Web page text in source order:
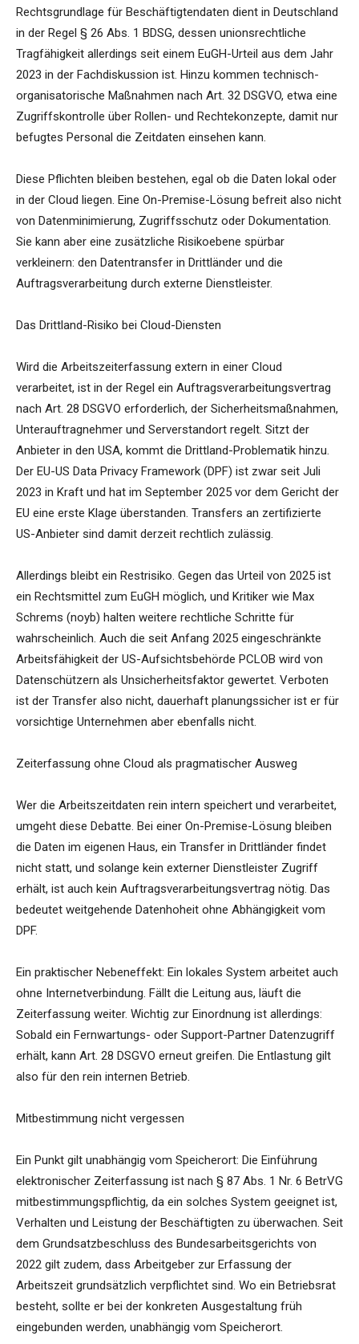
Rechtsgrundlage für Beschäftigtendaten dient in Deutschland
in der Regel § 26 Abs. 1 BDSG, dessen unionsrechtliche
Tragfähigkeit allerdings seit einem EuGH-Urteil aus dem Jahr
2023 in der Fachdiskussion ist. Hinzu kommen technisch-
organisatorische Maßnahmen nach Art. 32 DSGVO, etwa eine
Zugriffskontrolle über Rollen- und Rechtekonzepte, damit nur
befugtes Personal die Zeitdaten einsehen kann.
Diese Pflichten bleiben bestehen, egal ob die Daten lokal oder
in der Cloud liegen. Eine On-Premise-Lösung befreit also nicht
von Datenminimierung, Zugriffsschutz oder Dokumentation.
Sie kann aber eine zusätzliche Risikoebene spürbar
verkleinern: den Datentransfer in Drittländer und die
Auftragsverarbeitung durch externe Dienstleister.
Das Drittland-Risiko bei Cloud-Diensten
Wird die Arbeitszeiterfassung extern in einer Cloud
verarbeitet, ist in der Regel ein Auftragsverarbeitungsvertrag
nach Art. 28 DSGVO erforderlich, der Sicherheitsmaßnahmen,
Unterauftragnehmer und Serverstandort regelt. Sitzt der
Anbieter in den USA, kommt die Drittland-Problematik hinzu.
Der EU-US Data Privacy Framework (DPF) ist zwar seit Juli
2023 in Kraft und hat im September 2025 vor dem Gericht der
EU eine erste Klage überstanden. Transfers an zertifizierte
US-Anbieter sind damit derzeit rechtlich zulässig.
Allerdings bleibt ein Restrisiko. Gegen das Urteil von 2025 ist
ein Rechtsmittel zum EuGH möglich, und Kritiker wie Max
Schrems (noyb) halten weitere rechtliche Schritte für
wahrscheinlich. Auch die seit Anfang 2025 eingeschränkte
Arbeitsfähigkeit der US-Aufsichtsbehörde PCLOB wird von
Datenschützern als Unsicherheitsfaktor gewertet. Verboten
ist der Transfer also nicht, dauerhaft planungssicher ist er für
vorsichtige Unternehmen aber ebenfalls nicht.
Zeiterfassung ohne Cloud als pragmatischer Ausweg
Wer die Arbeitszeitdaten rein intern speichert und verarbeitet,
umgeht diese Debatte. Bei einer On-Premise-Lösung bleiben
die Daten im eigenen Haus, ein Transfer in Drittländer findet
nicht statt, und solange kein externer Dienstleister Zugriff
erhält, ist auch kein Auftragsverarbeitungsvertrag nötig. Das
bedeutet weitgehende Datenhoheit ohne Abhängigkeit vom
DPF.
Ein praktischer Nebeneffekt: Ein lokales System arbeitet auch
ohne Internetverbindung. Fällt die Leitung aus, läuft die
Zeiterfassung weiter. Wichtig zur Einordnung ist allerdings:
Sobald ein Fernwartungs- oder Support-Partner Datenzugriff
erhält, kann Art. 28 DSGVO erneut greifen. Die Entlastung gilt
also für den rein internen Betrieb.
Mitbestimmung nicht vergessen
Ein Punkt gilt unabhängig vom Speicherort: Die Einführung
elektronischer Zeiterfassung ist nach § 87 Abs. 1 Nr. 6 BetrVG
mitbestimmungspflichtig, da ein solches System geeignet ist,
Verhalten und Leistung der Beschäftigten zu überwachen. Seit
dem Grundsatzbeschluss des Bundesarbeitsgerichts von
2022 gilt zudem, dass Arbeitgeber zur Erfassung der
Arbeitszeit grundsätzlich verpflichtet sind. Wo ein Betriebsrat
besteht, sollte er bei der konkreten Ausgestaltung früh
eingebunden werden, unabhängig vom Speicherort.